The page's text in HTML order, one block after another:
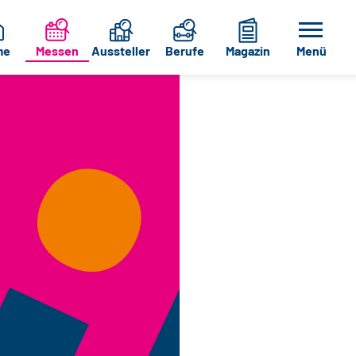
Messen Aussteller Berufe Magazin Menü